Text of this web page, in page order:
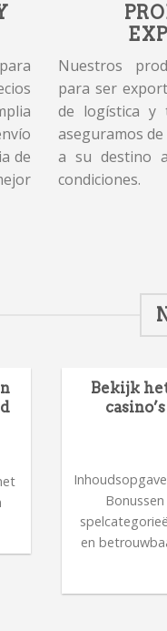
de
Nuestros
para ser
de logística y
aseguramos
a su destino
condiciones.
Bekijk
en